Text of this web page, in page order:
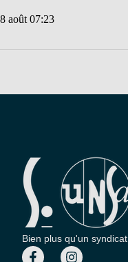
8 août 07:23
Bien plus qu'un syndicat